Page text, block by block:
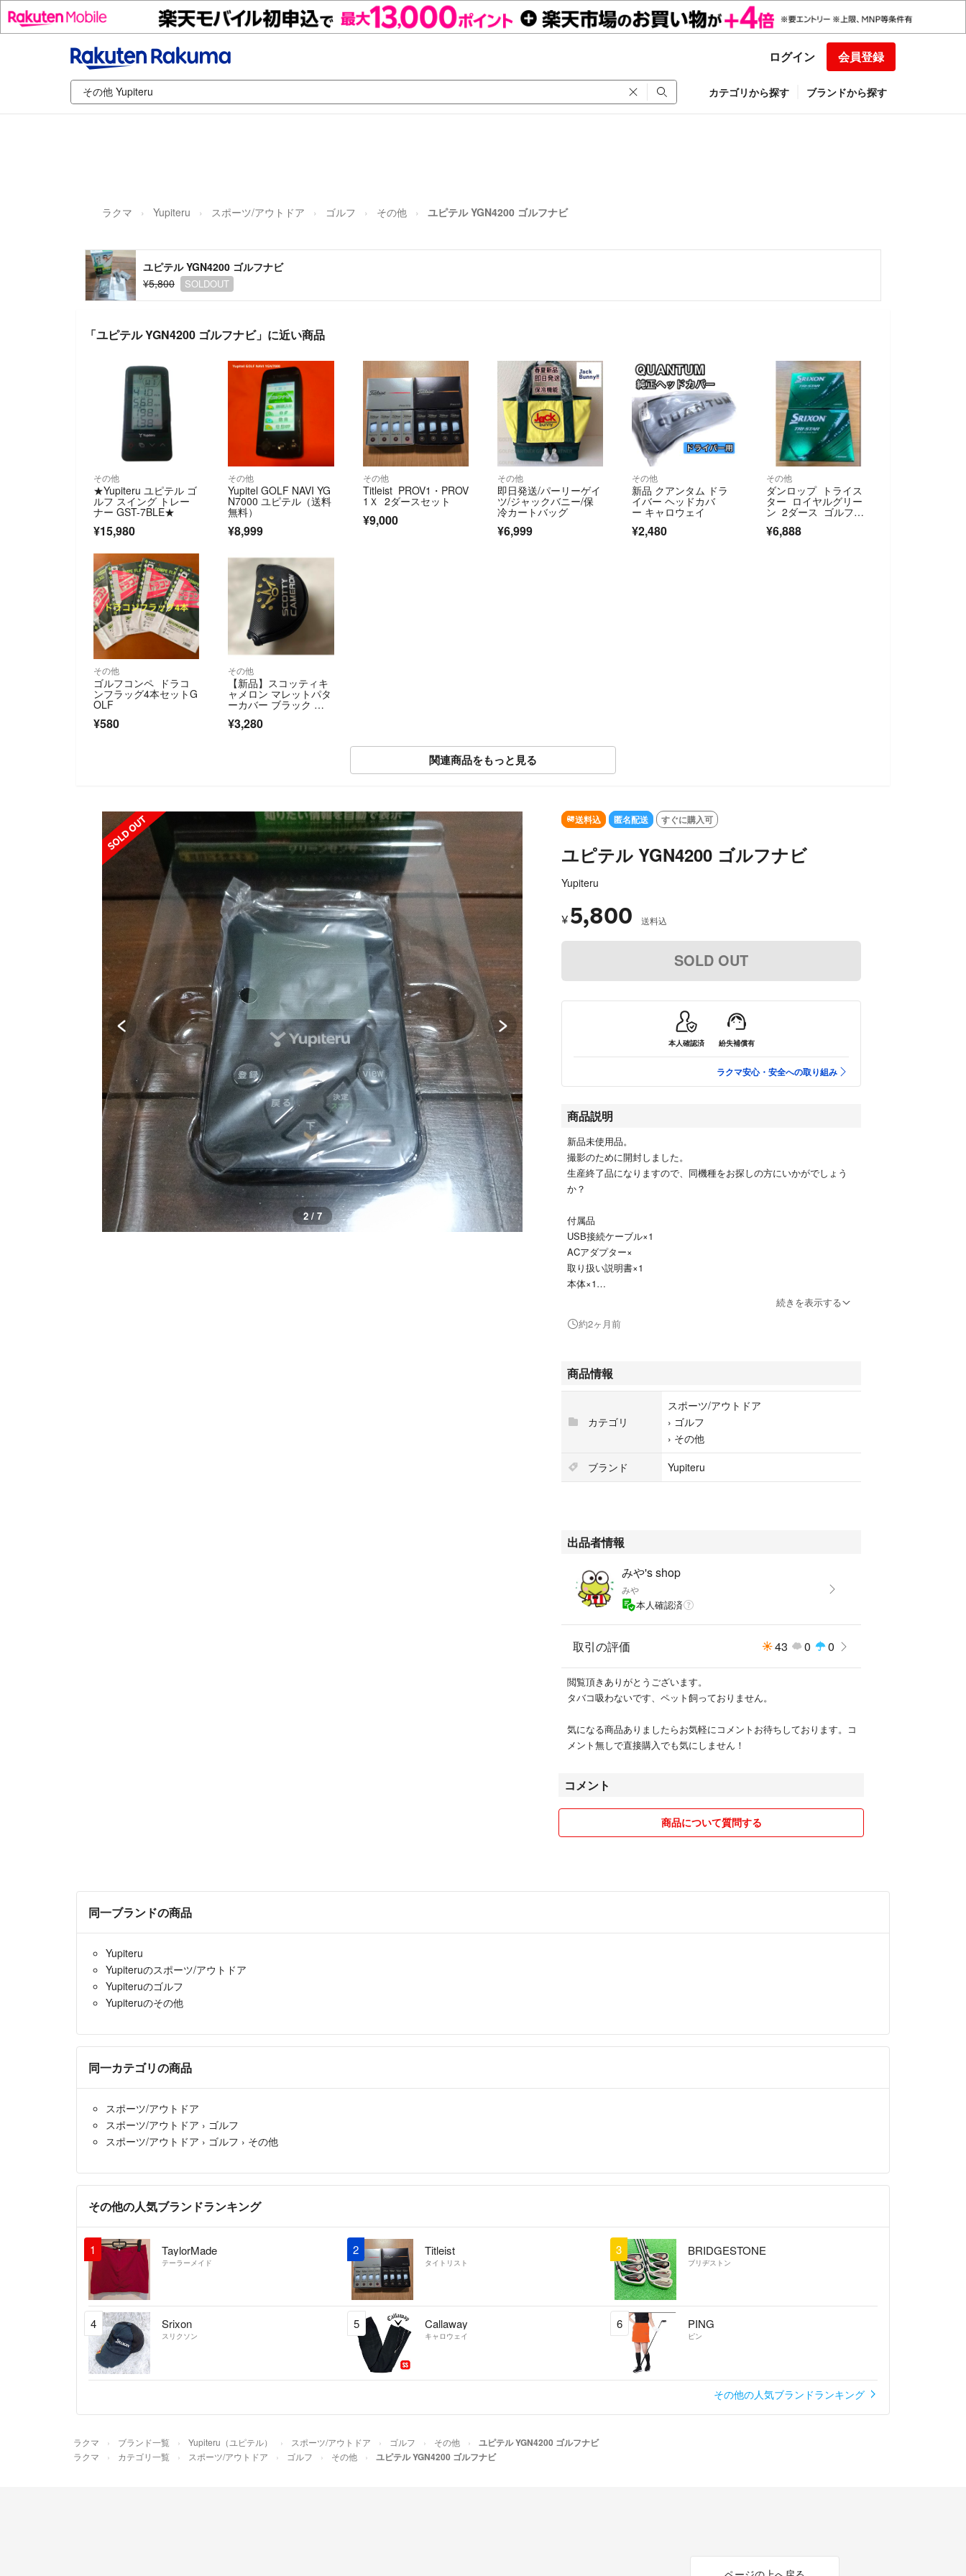
ログイン 会員登録
カテゴリから探す ブランドから探す
ラクマ Yupiteru スポーツ/アウトドア ゴルフ その他 ユピテル YGN4200 ゴルフナビ
ユピテル YGN4200 ゴルフナビ
¥5,800
SOLDOUT
「ユピテル YGN4200 ゴルフナビ」に近い商品
その他
★Yupiteru ユピテル ゴ
ルフ スイング トレー
ナー GST-7BLE★
¥15,980
その他
Yupitel GOLF NAVI YG
N7000 ユピテル（送料
無料）
¥8,999
その他
Titleist PROV1・PROV
1Ｘ 2ダースセット
¥9,000
その他
即日発送/パーリーゲイ
ツ/ジャックバニー/保
冷カートバッグ
¥6,999
その他
新品 クアンタム ドラ
イバー ヘッドカバ
ー キャロウェイ
¥2,480
その他
ダンロップ トライス
ター ロイヤルグリー
ン 2ダース ゴルフボ
¥6,888
その他
ゴルフコンペ ドラコ
ンフラッグ4本セットG
OLF
¥580
その他
【新品】スコッティキ
ャメロン マレットパタ
ーカバー ブラック ク
¥3,280
関連商品をもっと見る
SOLD OUT
3 / 7
送料込 匿名配送 すぐに購入可
ユピテル YGN4200 ゴルフナビ
Yupiteru
¥ 5,800 送料込
SOLD OUT
本人確認済 紛失補償有
ラクマ安心・安全への取り組み
商品説明
新品未使用品。
撮影のために開封しました。
生産終了品になりますので、同機種をお探しの方にいかがでしょう
か？
付属品
USB接続ケーブル×1
ACアダプター×
取り扱い説明書×1
本体×1
続きを表示する
約2ヶ月前
商品情報
カテゴリ
スポーツ/アウトドア
› ゴルフ
› その他
ブランド
Yupiteru
出品者情報
みや's shop
みや
本人確認済
取引の評価 43 0 0
閲覧頂きありがとうございます。
タバコ吸わないです、ペット飼っておりません。
気になる商品ありましたらお気軽にコメントお待ちしております。コ
メント無しで直接購入でも気にしません！
コメント
商品について質問する
同一ブランドの商品
Yupiteru
Yupiteruのスポーツ/アウトドア
Yupiteruのゴルフ
Yupiteruのその他
同一カテゴリの商品
スポーツ/アウトドア
スポーツ/アウトドア › ゴルフ
スポーツ/アウトドア › ゴルフ › その他
その他の人気ブランドランキング
1 TaylorMade
テーラーメイド
2 Titleist
タイトリスト
3 BRIDGESTONE
ブリヂストン
4 Srixon
スリクソン
5 Callaway
キャロウェイ
6 PING
ピン
その他の人気ブランドランキング
ラクマ ブランド一覧 Yupiteru（ユピテル） スポーツ/アウトドア ゴルフ その他 ユピテル YGN4200 ゴルフナビ
ラクマ カテゴリ一覧 スポーツ/アウトドア ゴルフ その他 ユピテル YGN4200 ゴルフナビ